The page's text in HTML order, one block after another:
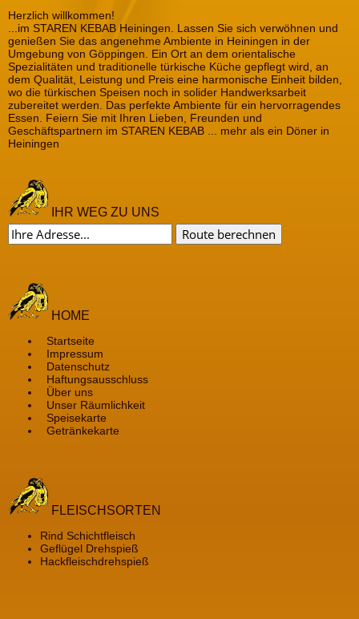
Herzlich willkommen!
...im STAREN KEBAB Heiningen. Lassen Sie sich verwöhnen und
genießen Sie das angenehme Ambiente in Heiningen in der
Umgebung von Göppingen. Ein Ort an dem orientalische
Spezialitäten und traditionelle türkische Küche gepflegt wird, an
dem Qualität, Leistung und Preis eine harmonische Einheit bilden,
wo die türkischen Speisen noch in solider Handwerksarbeit
zubereitet werden. Das perfekte Ambiente für ein hervorragendes
Essen. Feiern Sie mit Ihren Lieben, Freunden und
Geschäftspartnern im STAREN KEBAB ... mehr als ein Döner in
Heiningen
IHR WEG ZU UNS
HOME
Startseite
Impressum
Datenschutz
Haftungsausschluss
Über uns
Unser Räumlichkeit
Speisekarte
Getränkekarte
FLEISCHSORTEN
Rind Schichtfleisch
Geflügel Drehspieß
Hackfleischdrehspieß